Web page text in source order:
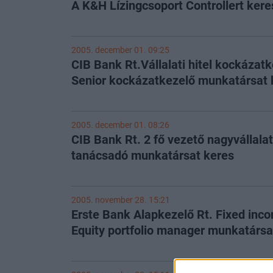
A K&H Lízingcsoport Controllert
2005. december 01. 09:25
CIB Bank Rt.Vállalati hitel
Senior kockázatkezelő munkatársat
2005. december 01. 08:26
CIB Bank Rt. 2 fő vezető
tanácsadó munkatársat keres
2005. november 28. 15:21
Erste Bank Alapkezelő Rt. Fixed
Equity portfolio manager